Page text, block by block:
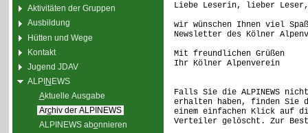
Aktivitäten der Gruppen
Ausbildung
Hütten und Wege
Kontakt
Jugend JDAV
ALPINEWS
Aktuelle Ausgabe
Archiv der ALPINEWS
ALPINEWS abonnieren
Liebe Leserin, lieber Leser,
wir wünschen Ihnen viel Spaß
Newsletter des Kölner
Mit freundlichen Grüßen
Ihr Kölner Alpenverein
Falls Sie die ALPINEWS
erhalten haben, finden Sie
einem einfachen Klick auf
Verteiler gelöscht. Zur